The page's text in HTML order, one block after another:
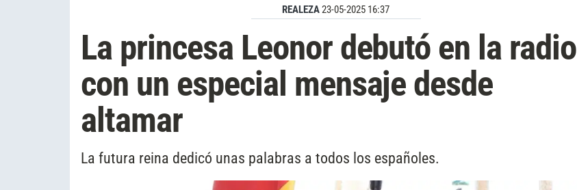
REALEZA23-05-2025 16:37
La princesa Leonor debutó en la radio
con un especial mensaje desde
altamar
La futura reina dedicó unas palabras a todos los españoles.